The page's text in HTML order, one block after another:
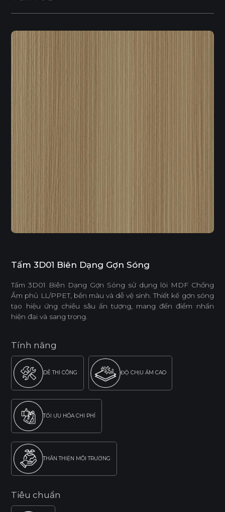
Tấm 3D01 Biên Dạng Gợn Sóng
Tấm 3D01 Biên Dạng Gợn Sóng sử dụng lõi MDF Chống
Ẩm phủ LL/PPET, bền màu và dễ vệ sinh. Thiết kế gợn sóng
tạo hiệu ứng chiều sâu ấn tượng, mang đến điểm nhấn
hiện đại và sang trọng.
Tính năng
DỄ THI CÔNG ĐỘ CHỊU ẨM CAO
TỐI ƯU HÓA CHI PHÍ
THÂN THIỆN MÔI TRƯỜNG
Tiêu chuẩn